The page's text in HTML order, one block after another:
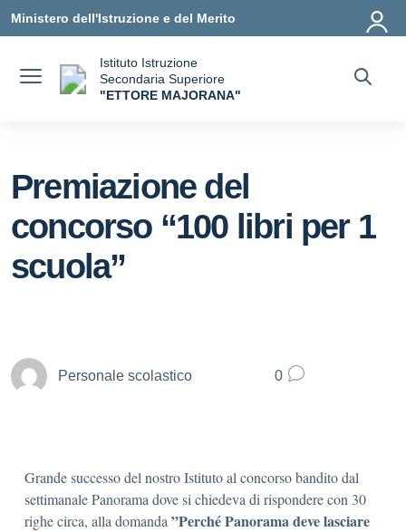
Ministero dell'Istruzione e del Merito
Istituto Istruzione
Secondaria Superiore
"ETTORE MAJORANA"
Premiazione del
concorso “100 libri per 1
scuola”
Personale scolastico 0
Grande successo del nostro Istituto al concorso bandito dal
settimanale Panorama dove si chiedeva di rispondere con 30
righe circa, alla domanda ”Perché Panorama deve lasciare